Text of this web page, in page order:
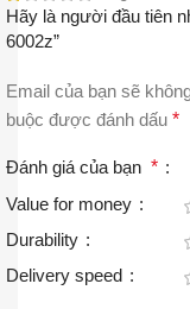
Hãy là người đầu tiên
6002z”
Email của bạn sẽ
buộc được đánh dấu *
Đánh giá của bạn *
Value for money
Durability
Delivery speed